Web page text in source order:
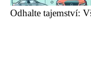
Odhalte tajemství: